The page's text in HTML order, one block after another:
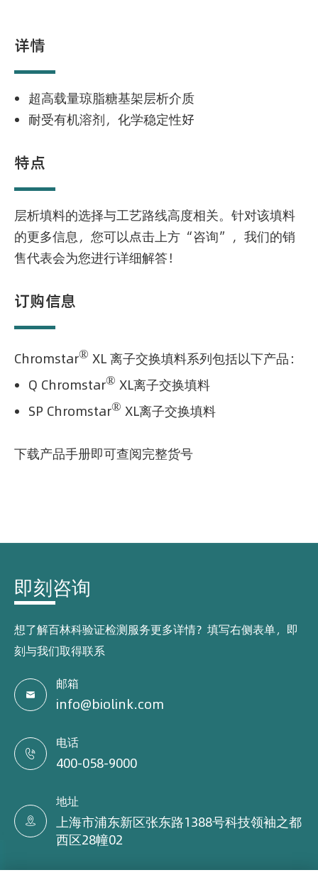
详情
超高载量琼脂糖基架层析介质
耐受有机溶剂，化学稳定性好
特点
层析填料的选择与工艺路线高度相关。针对该填料
的更多信息，您可以点击上方“咨询”，我们的销
售代表会为您进行详细解答！
订购信息
Chromstar® XL 离子交换填料系列包括以下产品：
Q Chromstar® XL离子交换填料
SP Chromstar® XL离子交换填料
下载产品手册即可查阅完整货号
即刻咨询
想了解百林科验证检测服务更多详情？填写右侧表单，即
刻与我们取得联系

邮箱
info@biolink.com

电话
400-058-9000

地址
上海市浦东新区张东路1388号科技领袖之都
西区28幢02